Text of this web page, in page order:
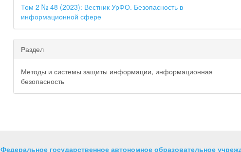
Том 2 № 48 (2023): Вестник УрФО. Безопасность в
информационной сфере
Раздел
Методы и системы защиты информации, информационная
безопасность
Федеральное государственное автономное образовательное